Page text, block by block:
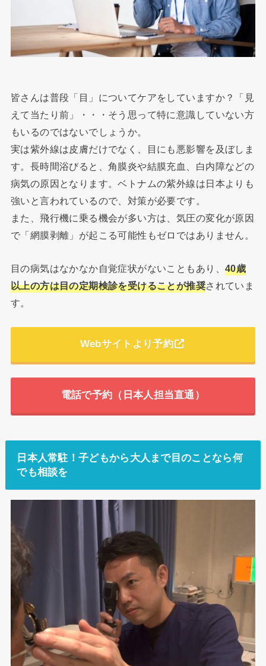
皆さんは普段「目」についてケアをしていますか？「見
えて当たり前」・・・そう思って特に意識していない方
もいるのではないでしょうか。
実は紫外線は皮膚だけでなく、目にも悪影響を及ぼしま
す。長時間浴びると、角膜炎や結膜充血、白内障などの
病気の原因となります。ベトナムの紫外線は日本よりも
強いと言われているので、対策が必要です。
また、飛行機に乗る機会が多い方は、気圧の変化が原因
で「網膜剥離」が起こる可能性もゼロではありません。
目の病気はなかなか自覚症状がないこともあり、 40歳
以上の方は目の定期検診を受けることが推奨されていま
す。
Webサイトより予約
電話で予約（日本人担当直通）
日本人常駐！子どもから大人まで目のことなら何
でも相談を